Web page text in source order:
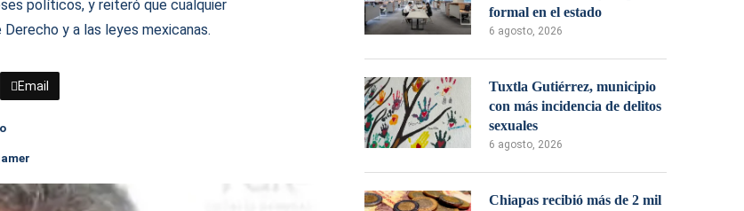
políticos, y reiteró que cualquier
y a las leyes mexicanas.
Email
formal en el estado
6 agosto, 2026
Tuxtla Gutiérrez, municipio
con más incidencia de delitos
sexuales
6 agosto, 2026
Chiapas recibió más de 2 mil